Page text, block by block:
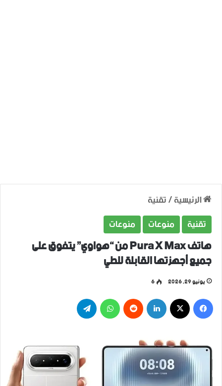
الرئيسية/تقنية
تقنية
منوعات منوعات
هاتف Pura X Max من “هواوي” يتفوق على
جميع أجهزتها القابلة للطي
يونيو 29, 2026 6
فيسبوك‫X لينكدإن واتساب